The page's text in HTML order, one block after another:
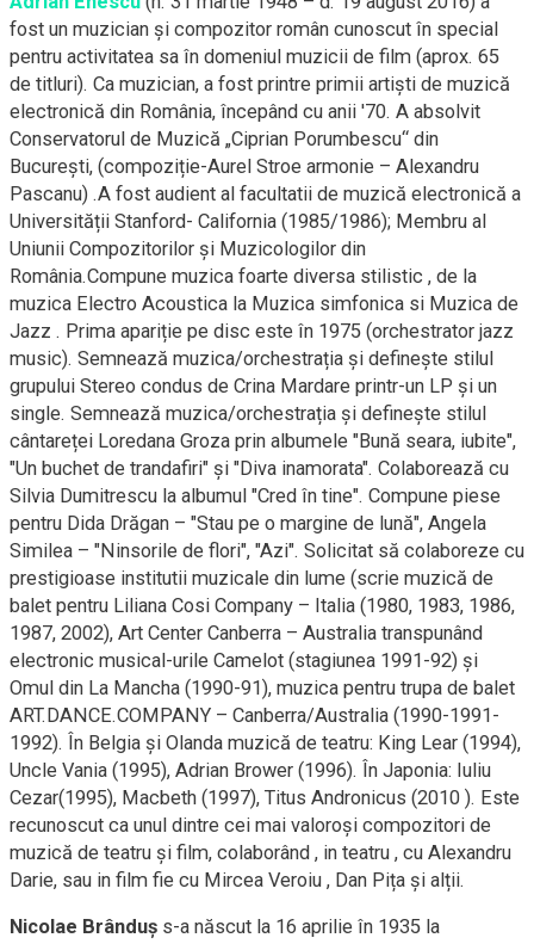
fost un muzician și compozitor român cunoscut în special
pentru activitatea sa în domeniul muzicii de film (aprox. 65
de titluri). Ca muzician, a fost printre primii artiști de muzică
electronică din România, începând cu anii '70. A absolvit
Conservatorul de Muzică „Ciprian Porumbescu“ din
București, (compoziție-Aurel Stroe armonie – Alexandru
Pascanu) .A fost audient al facultatii de muzică electronică a
Universității Stanford- California (1985/1986); Membru al
Uniunii Compozitorilor și Muzicologilor din
România.Compune muzica foarte diversa stilistic , de la
muzica Electro Acoustica la Muzica simfonica si Muzica de
Jazz . Prima apariție pe disc este în 1975 (orchestrator jazz
music). Semnează muzica/orchestrația și definește stilul
grupului Stereo condus de Crina Mardare printr-un LP și un
single. Semnează muzica/orchestrația și definește stilul
cântareței Loredana Groza prin albumele "Bună seara, iubite",
"Un buchet de trandafiri" și "Diva inamorata". Colaborează cu
Silvia Dumitrescu la albumul "Cred în tine". Compune piese
pentru Dida Drăgan – "Stau pe o margine de lună", Angela
Similea – "Ninsorile de flori", "Azi". Solicitat să colaboreze cu
prestigioase institutii muzicale din lume (scrie muzică de
balet pentru Liliana Cosi Company – Italia (1980, 1983, 1986,
1987, 2002), Art Center Canberra – Australia transpunând
electronic musical-urile Camelot (stagiunea 1991-92) și
Omul din La Mancha (1990-91), muzica pentru trupa de balet
ART.DANCE.COMPANY – Canberra/Australia (1990-1991-
1992). În Belgia și Olanda muzică de teatru: King Lear (1994),
Uncle Vania (1995), Adrian Brower (1996). În Japonia: Iuliu
Cezar(1995), Macbeth (1997), Titus Andronicus (2010 ). Este
recunoscut ca unul dintre cei mai valoroși compozitori de
muzică de teatru și film, colaborând , in teatru , cu Alexandru
Darie, sau in film fie cu Mircea Veroiu , Dan Pița și alții.
Nicolae Brânduș s-a născut la 16 aprilie în 1935 la